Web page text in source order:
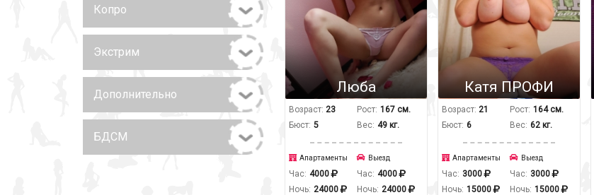
Копро
Экстрим
Дополнительно
БДСМ
Люба
Возраст: 23
Бюст: 5
Рост: 167 см.
Вес: 49 кг.
Апартаменты
Час: 4000
Ночь: 24000
Выезд
Час: 4000
Ночь: 24000
Катя ПРОФИ
Возраст: 21
Бюст: 6
Рост: 164 см.
Вес: 62 кг.
Апартаменты
Час: 3000
Ночь: 15000
Выезд
Час: 3000
Ночь: 15000